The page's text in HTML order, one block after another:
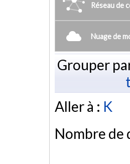
Réseau de
Nuage de
Grouper
Aller à : K
Nombre de